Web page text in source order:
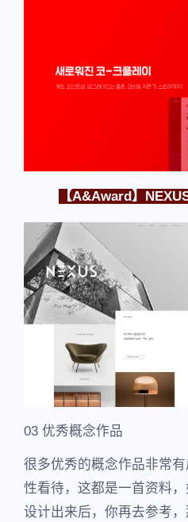
【A&Award】
03 优秀概念作品
很多优秀的概念作品非常
性看待，这都是一首资料
设计出来后，你再去参考，